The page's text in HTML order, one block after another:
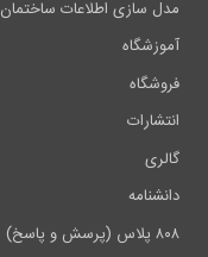
مدل سازی اطلاعات ساختمان BIM
آموزشگاه
فروشگاه
انتشارات
گالری
دانشنامه
۸۰۸ پلاس (پرسش و پاسخ)